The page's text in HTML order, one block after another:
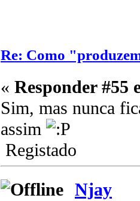
Re: Como
« Responder #55
Sim, mas nunca
assim
Registado
Njay